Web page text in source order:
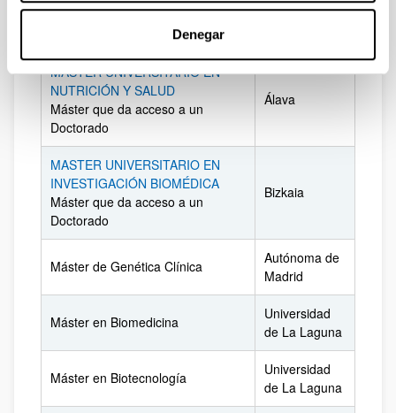
Denegar
Máster que da acceso a un
Álava
MÁSTER UNIVERSITARIO EN
NUTRICIÓN Y SALUD
Máster que da acceso a un
Doctorado
Álava
MASTER UNIVERSITARIO EN
INVESTIGACIÓN BIOMÉDICA
Máster que da acceso a un
Doctorado
Bizkaia
Máster de Genética Clínica
Autónoma de
Madrid
Máster en Biomedicina
Universidad
de La Laguna
Máster en Biotecnología
Universidad
de La Laguna